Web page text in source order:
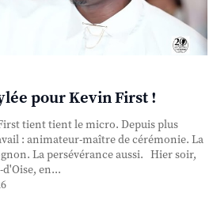
pour Kevin First !
tient tient le micro. Depuis plus
: animateur-maître de cérémonie. La
La persévérance aussi. Hier soir,
d'Oise, en...